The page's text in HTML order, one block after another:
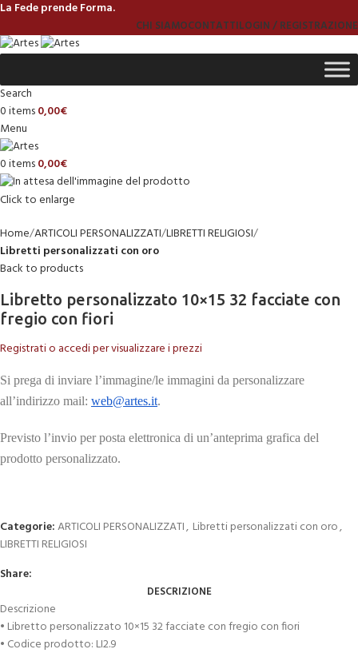
La Fede prende Forma.
CHI SIAMOCONTATTILOGIN / REGISTRAZIONE
Search
0items0,00€
Menu
0items0,00€
Click to enlarge
Home ARTICOLI PERSONALIZZATI LIBRETTI RELIGIOSI
Libretti personalizzati con oro
Back to products
Libretto personalizzato 10×15 32 facciate con
fregio con fiori
Registrati o accedi per visualizzare i prezzi
Si prega di inviare l’immagine/le immagini da personalizzare
all’indirizzo mail: web@artes.it.
Previsto l’invio per posta elettronica di un’anteprima grafica del
prodotto personalizzato.
Categorie:ARTICOLI PERSONALIZZATI, Libretti personalizzati con oro,
LIBRETTI RELIGIOSI
Share:
DESCRIZIONE
Descrizione
• Libretto personalizzato 10×15 32 facciate con fregio con fiori
• Codice prodotto: LI2.9